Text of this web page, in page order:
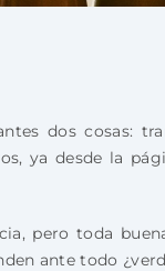
dos cosas:
ya desde la
pero toda
ante todo